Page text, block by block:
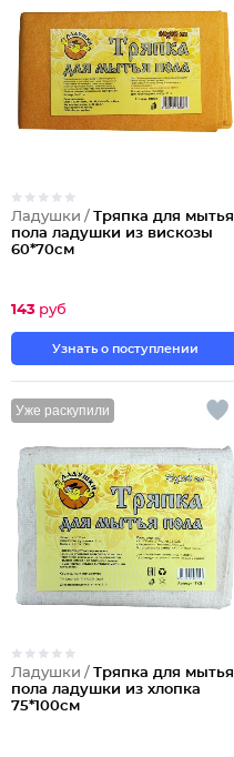
Ладушки / Тряпка для мытья
пола ладушки из вискозы
60*70см
143 руб
Узнать о поступлении
Уже раскупили
Ладушки / Тряпка для мытья
пола ладушки из хлопка
75*100см